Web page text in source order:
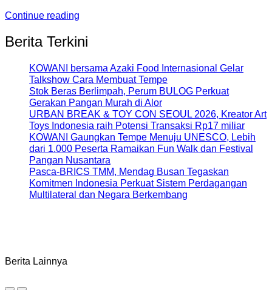
Continue reading
Berita Terkini
KOWANI bersama Azaki Food Internasional Gelar
Talkshow Cara Membuat Tempe
Stok Beras Berlimpah, Perum BULOG Perkuat
Gerakan Pangan Murah di Alor
URBAN BREAK & TOY CON SEOUL 2026, Kreator Art
Toys Indonesia raih Potensi Transaksi Rp17 miliar
KOWANI Gaungkan Tempe Menuju UNESCO, Lebih
dari 1.000 Peserta Ramaikan Fun Walk dan Festival
Pangan Nusantara
Pasca-BRICS TMM, Mendag Busan Tegaskan
Komitmen Indonesia Perkuat Sistem Perdagangan
Multilateral dan Negara Berkembang
Berita Lainnya